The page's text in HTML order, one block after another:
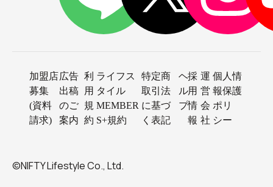
加盟店
募集
(資料
請求)
広告
出稿
のご
案内
利
用
規
約
ライフス
タイル
MEMBER
S+規約
特定商
取引法
に基づ
く表記
ヘ
ル
プ
採
用
情
報
運
営
会
社
個人情
報保護
ポリ
シー
©NIFTY Lifestyle Co., Ltd.